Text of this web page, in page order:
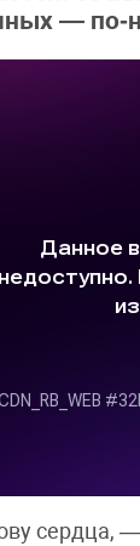
—
сердца,